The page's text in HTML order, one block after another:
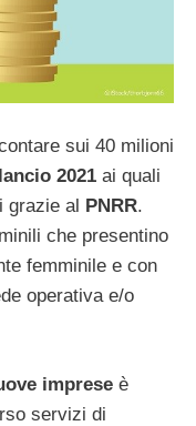
sui 40 milioni
2021 ai quali
grazie al PNRR.
che presentino
femminile e con
operativa e/o
imprese è
servizi di